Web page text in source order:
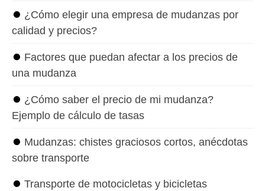
⏺ ¿Cómo elegir una empresa de mudanzas por
calidad y precios?
⏺ Factores que puedan afectar a los precios de
una mudanza
⏺ ¿Cómo saber el precio de mi mudanza?
Ejemplo de cálculo de tasas
⏺ Mudanzas: chistes graciosos cortos, anécdotas
sobre transporte
⏺ Transporte de motocicletas y bicicletas